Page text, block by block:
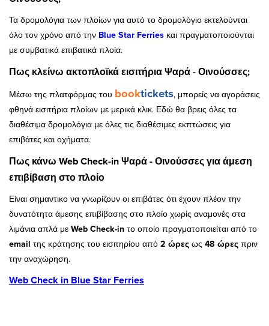
Τα δρομολόγια των πλοίων για αυτό το δρομολόγιο εκτελούνται
όλο τον χρόνο από την Blue Star Ferries και πραγματοποιούνται
με συμβατικά επιβατικά πλοία.
Πως κλείνω ακτοπλοϊκά εισιτήρια Ψαρά - Οινούσσες;
Μέσω της πλατφόρμας του booktickets, μπορείς να αγοράσεις
φθηνά εισιτήρια πλοίων με μερικά κλικ. Εδώ θα βρεις όλες τα
διαθέσιμα δρομολόγια με όλες τις διαθέσιμες εκπτώσεις για
επιβάτες και οχήματα.
Πως κάνω Web Check-in Ψαρά - Οινούσσες για άμεση
επιβίβαση στο πλοίο
Είναι σημαντικο να γνωρίζουν οι επιβάτες ότι έχουν πλέον την
δυνατότητα άμεσης επιβίβασης στο πλοίο χωρίς αναμονές στα
λιμάνια απλά με Web Check-in το οποίο πραγματοποιείται από το
email της κράτησης του εισιτηρίου από 2 ώρες ως 48 ώρες πριν
την αναχώρηση.
Web Check in Blue Star Ferries